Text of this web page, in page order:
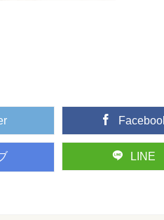
好きな人の夢を見る方
LINE